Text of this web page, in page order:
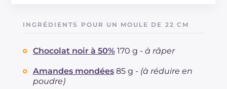
Graisses g
dont acides gras saturés g 13.8
Fibre
INGRÉDIENTS POUR UN MOULE DE 22 CM
Chocolat noir à 50% 170 g - à râper
Amandes mondées 85 g - (à réduire en
poudre)